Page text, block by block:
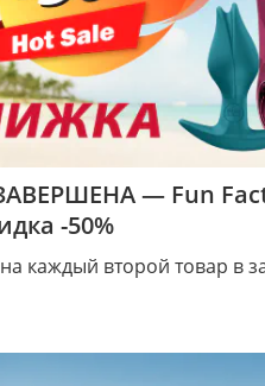
— Fun
-50%
каждый второй товар в